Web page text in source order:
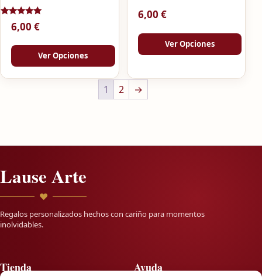
Valorado
con
de 5
6,00 €
Ver Opciones
6,00 €
Ver Opciones
1 2 →
Lause Arte
♥
Regalos personalizados hechos con cariño para momentos
inolvidables.
Tienda Ayuda